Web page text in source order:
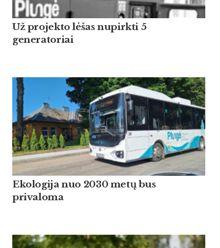
Už projekto lėšas nupirkti 5
generatoriai
Ekologija nuo 2030 metų bus
privaloma